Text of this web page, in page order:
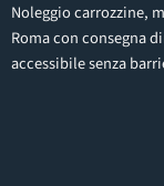
Noleggio carrozzine,
Roma con consegna
accessibile senza